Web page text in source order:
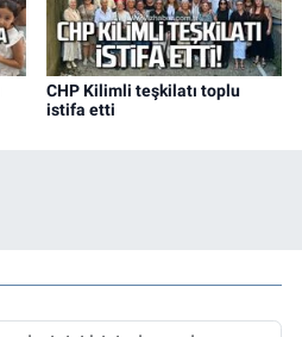
CHP Kilimli teşkilatı toplu
istifa etti